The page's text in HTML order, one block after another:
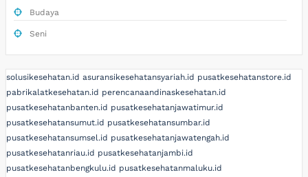
Budaya
Seni
solusikesehatan.id asuransikesehatansyariah.id pusatkesehatanstore.id
pabrikalatkesehatan.id perencanaandinaskesehatan.id
pusatkesehatanbanten.id pusatkesehatanjawatimur.id
pusatkesehatansumut.id pusatkesehatansumbar.id
pusatkesehatansumsel.id pusatkesehatanjawatengah.id
pusatkesehatanriau.id pusatkesehatanjambi.id
pusatkesehatanbengkulu.id pusatkesehatanmaluku.id